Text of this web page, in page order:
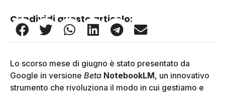
Condividi questo articolo:
Lo scorso mese di giugno è stato presentato da
Google in versione Beta NotebookLM, un innovativo
strumento che rivoluziona il modo in cui gestiamo e